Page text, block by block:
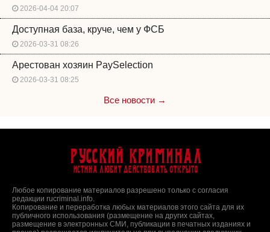
2026-04-04 20:07
Доступная база, круче, чем у ФСБ
2026-03-31 08:26
Арестован хозяин PaySelection
2026-03-31 08:25
Все новости →
Русский Криминал
Истина любит действовать открыто
Любое копирование материалов разрешено только с согласия
редакции rucriminal.info.
Копирование и переработка любых материалов этого сайта для их
публичного использования (размещение на других сайтах,
размещение в электронных СМИ, публикации в печатных изданиях и